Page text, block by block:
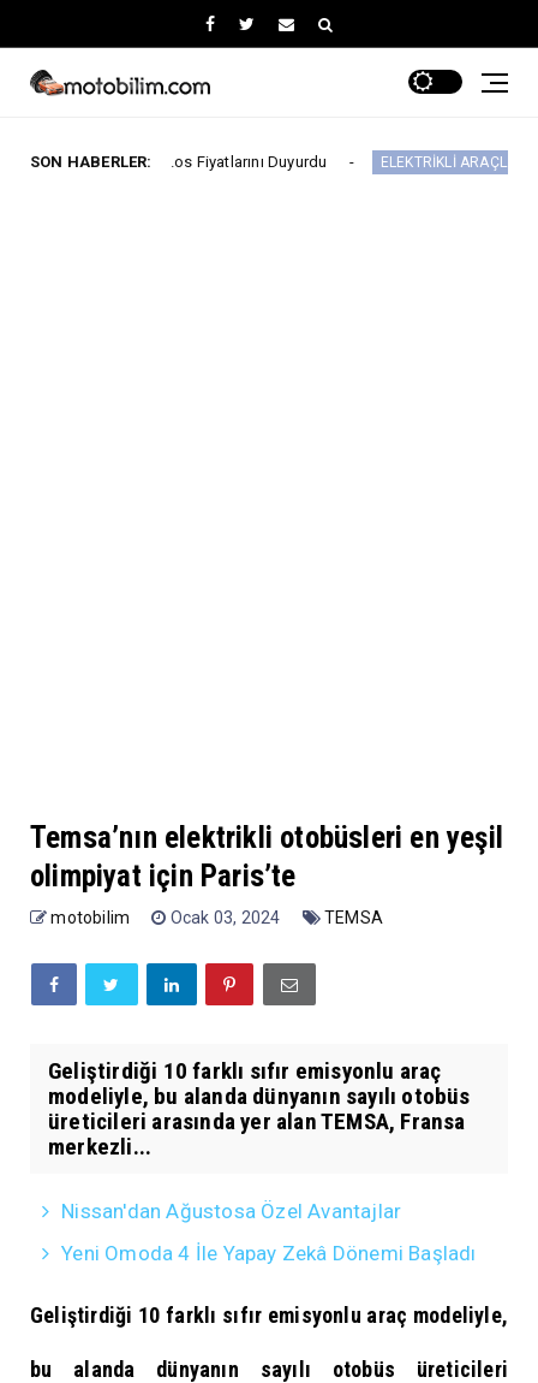
SON HABERLER:
Ağustos Fiyatlarını Duyurdu ELEKTRİKLİ ARAÇLAR Yeni IONIQ6,
Temsa’nın elektrikli otobüsleri en yeşil
olimpiyat için Paris’te
motobilim Ocak 03, 2024 TEMSA
Geliştirdiği 10 farklı sıfır emisyonlu araç
modeliyle, bu alanda dünyanın sayılı otobüs
üreticileri arasında yer alan TEMSA, Fransa
merkezli...
Nissan'dan Ağustosa Özel Avantajlar
Yeni Omoda 4 İle Yapay Zekâ Dönemi Başladı
Geliştirdiği 10 farklı sıfır emisyonlu araç modeliyle,
bu alanda dünyanın sayılı otobüs üreticileri